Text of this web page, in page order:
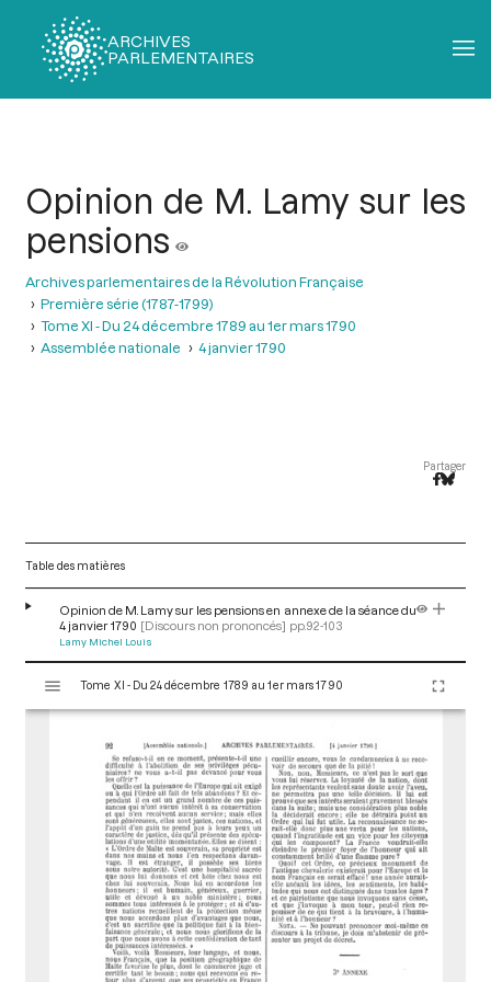
ARCHIVES
PARLEMENTAIRES
Opinion de M. Lamy sur les
pensions
Archives parlementaires de la Révolution Française
Première série (1787-1799)
Tome XI - Du 24 décembre 1789 au 1er mars 1790
Assemblée nationale
4 janvier 1790
Partager
Table des matières
Opinion de M. Lamy sur les pensions en annexe de la séance du
4 janvier 1790 [Discours non prononcés] pp.92-103
Lamy Michel Louis
s
Tome XI - Du 24 décembre 1789 au 1er mars 1790